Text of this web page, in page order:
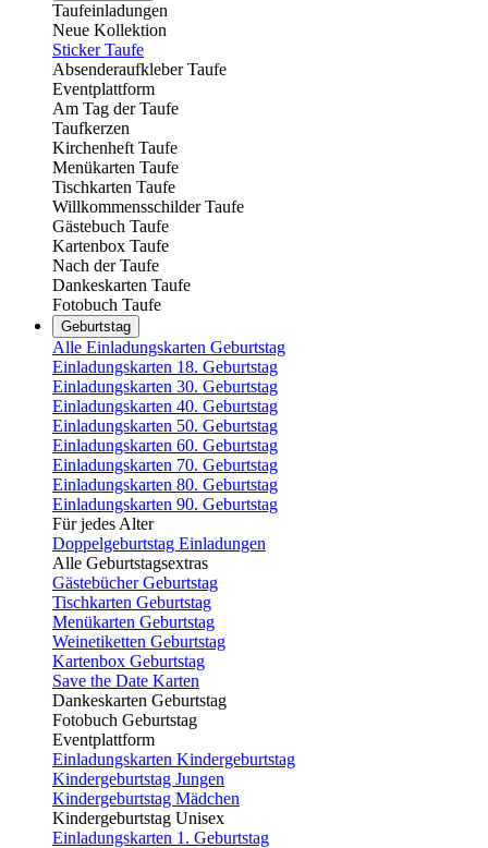
Taufeinladungen
Neue Kollektion
Sticker Taufe
Absenderaufkleber Taufe
Eventplattform
Am Tag der Taufe
Taufkerzen
Kirchenheft Taufe
Menükarten Taufe
Tischkarten Taufe
Willkommensschilder Taufe
Gästebuch Taufe
Kartenbox Taufe
Nach der Taufe
Dankeskarten Taufe
Fotobuch Taufe
Geburtstag
Alle Einladungskarten Geburtstag
Einladungskarten 18. Geburtstag
Einladungskarten 30. Geburtstag
Einladungskarten 40. Geburtstag
Einladungskarten 50. Geburtstag
Einladungskarten 60. Geburtstag
Einladungskarten 70. Geburtstag
Einladungskarten 80. Geburtstag
Einladungskarten 90. Geburtstag
Für jedes Alter
Doppelgeburtstag Einladungen
Alle Geburtstagsextras
Gästebücher Geburtstag
Tischkarten Geburtstag
Menükarten Geburtstag
Weinetiketten Geburtstag
Kartenbox Geburtstag
Save the Date Karten
Dankeskarten Geburtstag
Fotobuch Geburtstag
Eventplattform
Einladungskarten Kindergeburtstag
Kindergeburtstag Jungen
Kindergeburtstag Mädchen
Kindergeburtstag Unisex
Einladungskarten 1. Geburtstag